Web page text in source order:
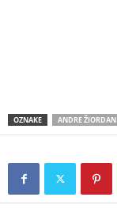
OZNAKE ANDRE ŽIORDAN